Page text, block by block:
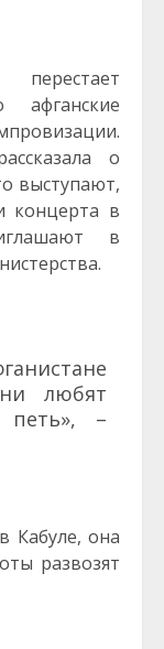
афганские
о
выступают,
концерта в
в
любят
петь», –
Кабуле, она
развозят